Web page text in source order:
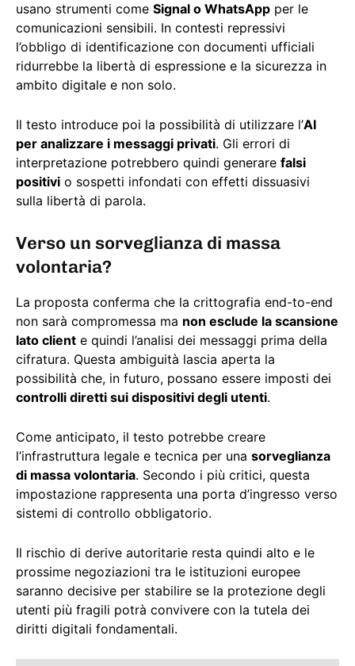
usano strumenti come Signal o WhatsApp per le
comunicazioni sensibili. In contesti repressivi
l’obbligo di identificazione con documenti ufficiali
ridurrebbe la libertà di espressione e la sicurezza in
ambito digitale e non solo.
Il testo introduce poi la possibilità di utilizzare l’AI
per analizzare i messaggi privati. Gli errori di
interpretazione potrebbero quindi generare falsi
positivi o sospetti infondati con effetti dissuasivi
sulla libertà di parola.
Verso un sorveglianza di massa
volontaria?
La proposta conferma che la crittografia end-to-end
non sarà compromessa ma non esclude la scansione
lato client e quindi l’analisi dei messaggi prima della
cifratura. Questa ambiguità lascia aperta la
possibilità che, in futuro, possano essere imposti dei
controlli diretti sui dispositivi degli utenti.
Come anticipato, il testo potrebbe creare
l’infrastruttura legale e tecnica per una sorveglianza
di massa volontaria. Secondo i più critici, questa
impostazione rappresenta una porta d’ingresso verso
sistemi di controllo obbligatorio.
Il rischio di derive autoritarie resta quindi alto e le
prossime negoziazioni tra le istituzioni europee
saranno decisive per stabilire se la protezione degli
utenti più fragili potrà convivere con la tutela dei
diritti digitali fondamentali.